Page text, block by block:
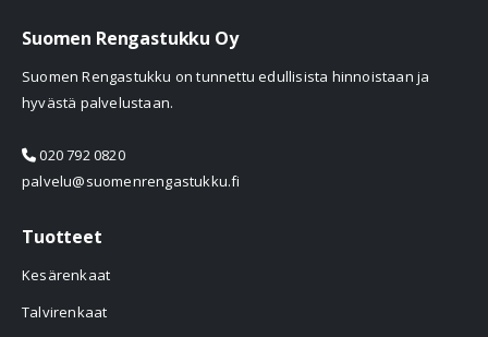
Suomen Rengastukku Oy
Suomen Rengastukku on tunnettu edullisista hinnoistaan ja
hyvästä palvelustaan.
020 792 0820
palvelu@suomenrengastukku.fi
Tuotteet
Kesärenkaat
Talvirenkaat